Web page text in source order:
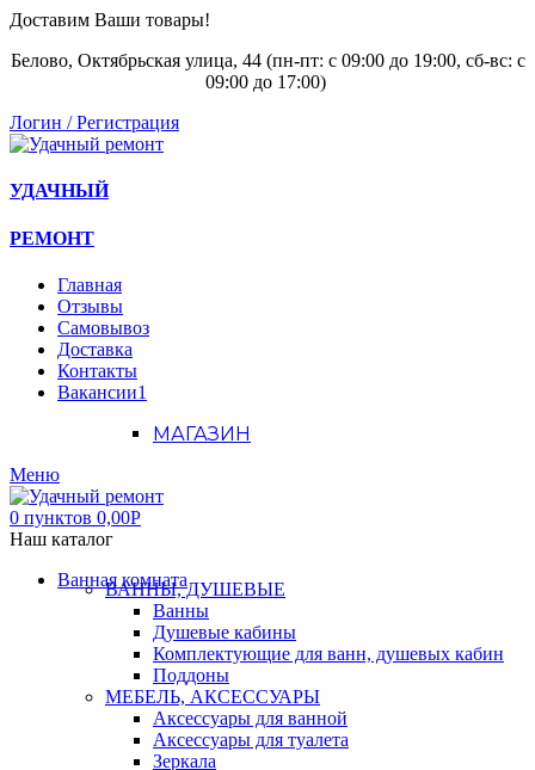
Доставим Ваши товары!
Белово, Октябрьская улица, 44 (пн-пт: с 09:00 до 19:00, сб-вс: с
09:00 до 17:00)
Логин / Регистрация
УДАЧНЫЙ
РЕМОНТ
Главная
Отзывы
Самовывоз
Доставка
Контакты
Вакансии1
МАГАЗИН
Меню
0 пунктов 0,00Р
Наш каталог
Ванная комната
ВАННЫ, ДУШЕВЫЕ
Ванны
Душевые кабины
Комплектующие для ванн, душевых кабин
Поддоны
МЕБЕЛЬ, АКСЕССУАРЫ
Аксессуары для ванной
Аксессуары для туалета
Зеркала